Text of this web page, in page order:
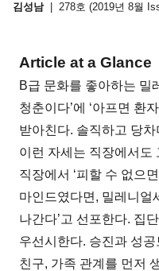
김성남 278호 (2019년 8월
Article at a Glance
B급 문화를 좋아하는 밀
청춘이다’에 ‘아프면 환
받아친다. 솔직하고 당
이런 자세는 직장에서도
직장에서 ‘피할 수 없으
마인드였다면, 밀레니얼
나간다’고 선포한다. 집
우선시한다. 승진과 성
친구, 가족 관계를 먼저